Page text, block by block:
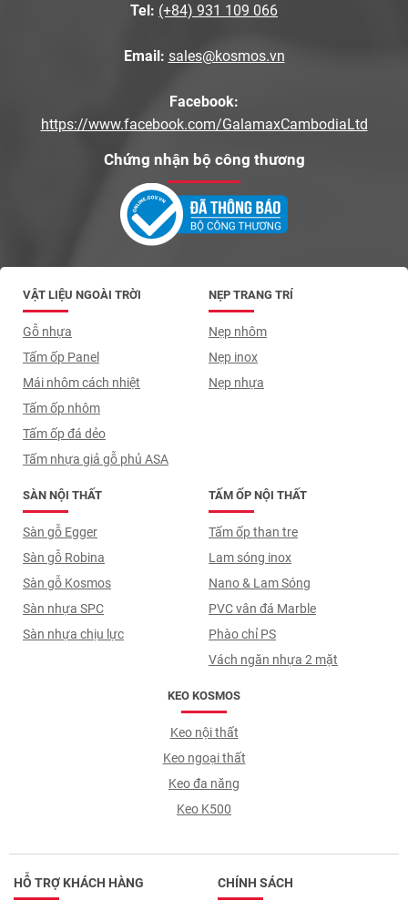
Tel: (+84) 931 109 066
Email: sales@kosmos.vn
Facebook:
https://www.facebook.com/GalamaxCambodiaLtd
Chứng nhận bộ công thương
VẬT LIỆU NGOÀI TRỜI
Gỗ nhựa
Tấm ốp Panel
Mái nhôm cách nhiệt
Tấm ốp nhôm
Tấm ốp đá dẻo
Tấm nhựa giả gỗ phủ ASA
TẤM ỐP NỘI THẤT
Tấm ốp than tre
Lam sóng inox
Nano & Lam Sóng
PVC vân đá Marble
Phào chỉ PS
Vách ngăn nhựa 2 mặt
SÀN NỘI THẤT
Sàn gỗ Egger
Sàn gỗ Robina
Sàn gỗ Kosmos
Sàn nhựa SPC
Sàn nhựa chịu lực
NẸP TRANG TRÍ
Nẹp nhôm
Nẹp inox
Nẹp nhựa
KEO KOSMOS
Keo nội thất
Keo ngoại thất
Keo đa năng
Keo K500
HỖ TRỢ KHÁCH HÀNG CHÍNH SÁCH